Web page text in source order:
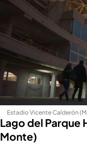
Estadio Vicente Calderón
Lago del Parque
Monte)